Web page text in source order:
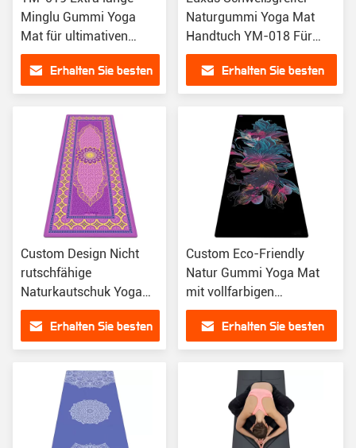
Minglu Gummi Yoga
Mat für ultimativen
Komfort und Griff
Erhalten Sie besten
Naturgummi Yoga Mat
Handtuch YM-018 Für
Yoga / Pilates Übungen
Erhalten Sie besten
Custom Design Nicht
rutschfähige
Naturkautschuk Yoga
Mat für
umweltfreundliche
Praxis Training
Erhalten Sie besten
Custom Eco-Friendly
Natur Gummi Yoga Mat
mit vollfarbigen
Sublimation Druck
Erhalten Sie besten